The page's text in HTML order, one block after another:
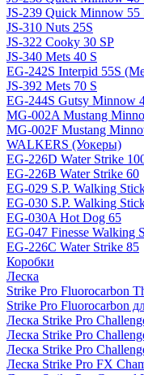
JS-239 Quick Minnow 55
JS-310 Nuts 25S
JS-322 Cooky 30 SP
JS-340 Mets 40 S
EG-242S Interpid 55S
JS-392 Mets 70 S
EG-244S Gutsy Minnow
MG-002A Mustang
MG-002F Mustang
WALKERS (Уокеры)
EG-226D Water Strike
EG-226B Water Strike 60
EG-029 S.P. Walking
EG-030 S.P. Walking
EG-030A Hot Dog 65
EG-047 Finesse Walking
EG-226C Water Strike 85
Коробки
Леска
Strike Pro Fluorocarbon
Strike Pro Fluorocarbon
Леска Strike Pro
Леска Strike Pro
Леска Strike Pro
Леска Strike Pro FX